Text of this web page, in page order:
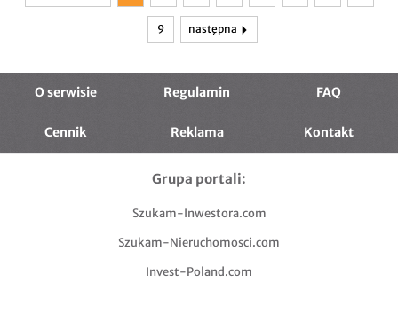
9 następna
O serwisie Regulamin FAQ
Cennik Reklama Kontakt
Grupa portali:
Szukam-Inwestora.com
Szukam-Nieruchomosci.com
Invest-Poland.com